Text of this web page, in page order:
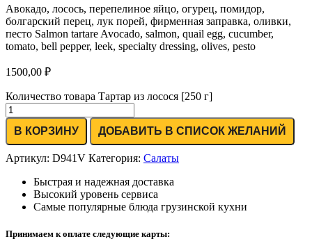
Авокадо, лосось, перепелиное яйцо, огурец, помидор,
болгарский перец, лук порей, фирменная заправка, оливки,
песто Salmon tartare Avocado, salmon, quail egg, cucumber,
tomato, bell pepper, leek, specialty dressing, olives, pesto
1500,00 ₽
Количество товара Тартар из лосося [250 г]
В КОРЗИНУ ДОБАВИТЬ В СПИСОК ЖЕЛАНИЙ
Артикул: D941V Категория: Салаты
Быстрая и надежная доставка
Высокий уровень сервиса
Самые популярные блюда грузинской кухни
Принимаем к оплате следующие карты: